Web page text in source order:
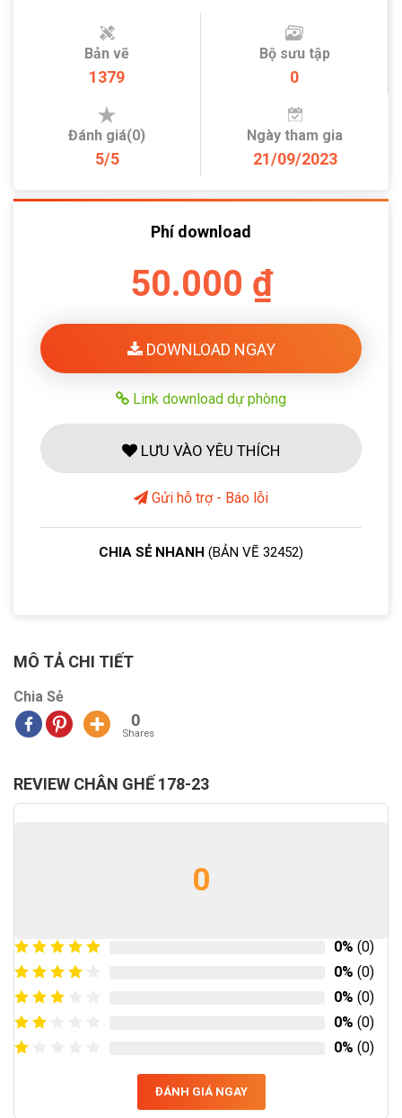
Bản vẽ
1379
Bộ sưu tập
0
Đánh giá(0)
5/5
Ngày tham gia
21/09/2023
Phí download
50.000 ₫
DOWNLOAD NGAY
Link download dự phòng
LƯU VÀO YÊU THÍCH
Gửi hỗ trợ - Báo lỗi
CHIA SẺ NHANH (BẢN VẼ 32452)
MÔ TẢ CHI TIẾT
Chia Sẻ
0
Shares
REVIEW CHÂN GHẾ 178-23
0
0% (0)
0% (0)
0% (0)
0% (0)
0% (0)
ĐÁNH GIÁ NGAY